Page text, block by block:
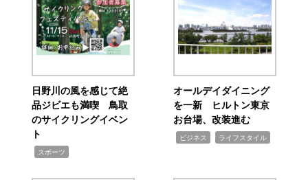
日野川の風を感じて絶
品ジビエも満喫 鳥取
のサイクリングイベン
ト
スポーツ
オールデイダイニング
を一新 ヒルトン東京
お台場、改装進む
ビジネス ライフスタイル